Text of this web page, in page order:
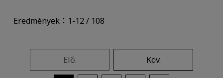
Eredmények：1-12 / 108
Elő. Köv.